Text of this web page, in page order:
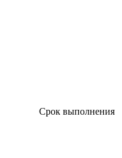
Срок выполнения